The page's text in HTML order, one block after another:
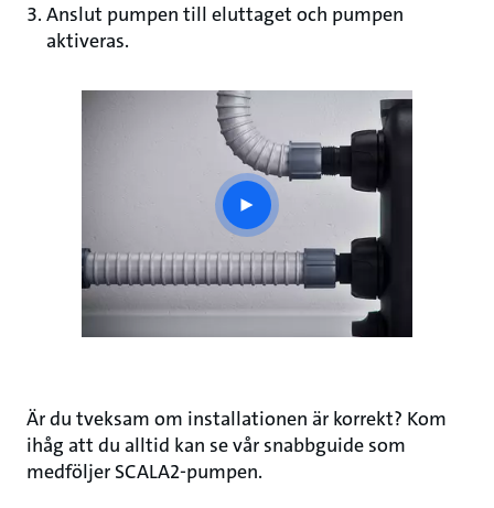
Anslut pumpen till eluttaget och pumpen
aktiveras.
play
button
Är du tveksam om installationen är korrekt? Kom
ihåg att du alltid kan se vår snabbguide som
medföljer SCALA2-pumpen.